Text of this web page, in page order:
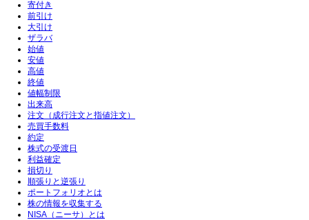
寄付き
前引け
大引け
ザラバ
始値
安値
高値
終値
値幅制限
出来高
注文（成行注文と指値注文）
売買手数料
約定
株式の受渡日
利益確定
損切り
順張りと逆張り
ポートフォリオとは
株の情報を収集する
NISA（ニーサ）とは